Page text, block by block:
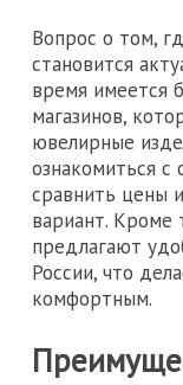
Вопрос о том,
становится
время имеется
магазинов,
ювелирные
ознакомиться с
сравнить цены
вариант. Кроме
предлагают
России, что
комфортным.